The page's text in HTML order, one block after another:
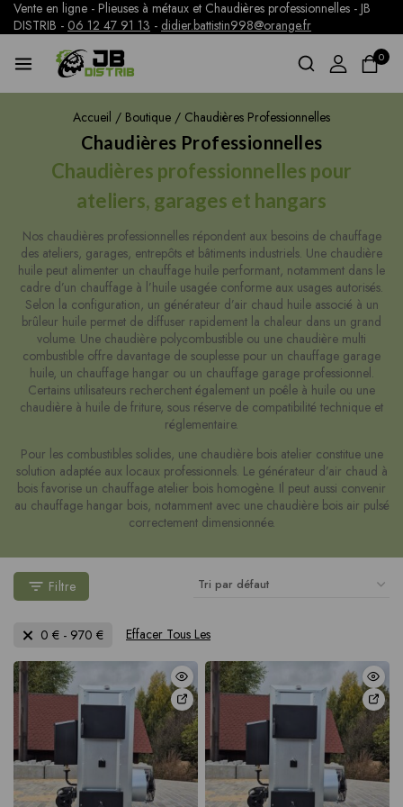
Vente en ligne - Plieuses à métaux et Chaudières professionnelles - JB
DISTRIB - 06 12 47 91 13 - didier.battistin998@orange.fr
0
Accueil / Boutique / Chaudières Professionnelles
Chaudières Professionnelles
Chaudières professionnelles pour
ateliers, garages et hangars
Nos chaudières professionnelles répondent aux besoins de chauffage
des ateliers, garages, entrepôts et bâtiments industriels. Une chaudière
huile peut alimenter un chauffage huile performant, notamment dans le
cadre d’un chauffage à l’huile usagée conforme aux usages autorisés.
Selon la configuration, un générateur d’air chaud huile associé à un
brûleur huile permet de diffuser rapidement la chaleur dans un grand
volume. Une chaudière polycombustible ou une chaudière multi
combustible offre davantage de souplesse pour un chauffage garage
huile, un chauffage hangar ou un chauffage garage professionnel.
Certains utilisateurs recherchent également un poêle à huile ou une
chaudière à huile de friture, sous réserve de compatibilité technique et
réglementaire.
Pour les combustibles solides, une chaudière bois atelier constitue une
solution adaptée aux locaux professionnels. Le générateur d’air chaud à
bois favorise un chauffage atelier bois homogène. Il peut aussi convenir
au chauffage hangar bois, notamment avec une chaudière bois air pulsé
correctement dimensionnée.
Filtre
0 € - 970 € Effacer Tous Les